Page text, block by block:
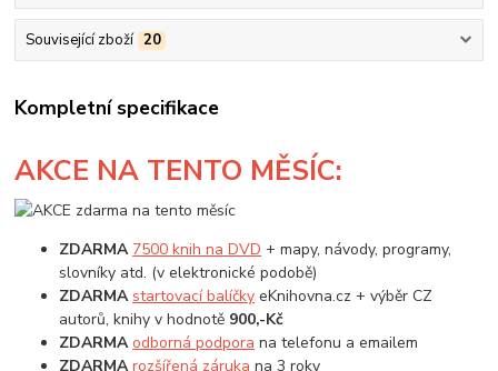
Související zboží 20
Kompletní specifikace
AKCE NA TENTO MĚSÍC:
ZDARMA 7500 knih na DVD + mapy, návody, programy,
slovníky atd. (v elektronické podobě)
ZDARMA startovací balíčky eKnihovna.cz + výběr CZ
autorů, knihy v hodnotě 900,-Kč
ZDARMA odborná podpora na telefonu a emailem
ZDARMA rozšířená záruka na 3 roky